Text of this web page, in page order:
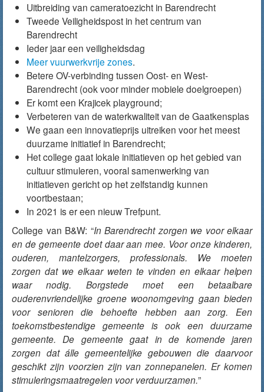
Uitbreiding van cameratoezicht in Barendrecht
Tweede Veiligheidspost in het centrum van
Barendrecht
Ieder jaar een veiligheidsdag
Meer vuurwerkvrije zones.
Betere OV-verbinding tussen Oost- en West-
Barendrecht (ook voor minder mobiele doelgroepen)
Er komt een Krajicek playground;
Verbeteren van de waterkwaliteit van de Gaatkensplas
We gaan een innovatieprijs uitreiken voor het meest
duurzame initiatief in Barendrecht;
Het college gaat lokale initiatieven op het gebied van
cultuur stimuleren, vooral samenwerking van
initiatieven gericht op het zelfstandig kunnen
voortbestaan;
In 2021 is er een nieuw Trefpunt.
College van B&W: “In Barendrecht zorgen we voor elkaar
en de gemeente doet daar aan mee. Voor onze kinderen,
ouderen, mantelzorgers, professionals. We moeten
zorgen dat we elkaar weten te vinden en elkaar helpen
waar nodig. Borgstede moet een betaalbare
ouderenvriendelijke groene woonomgeving gaan bieden
voor senioren die behoefte hebben aan zorg. Een
toekomstbestendige gemeente is ook een duurzame
gemeente. De gemeente gaat in de komende jaren
zorgen dat álle gemeentelijke gebouwen die daarvoor
geschikt zijn voorzien zijn van zonnepanelen. Er komen
stimuleringsmaatregelen voor verduurzamen.”